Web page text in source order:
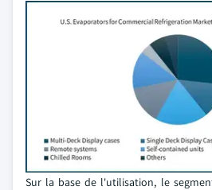
Sur la base de l'utilisation, le